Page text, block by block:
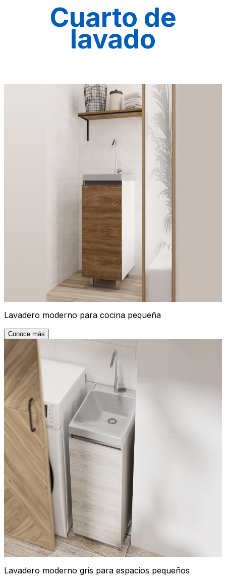
Cuarto de
lavado
Lavadero moderno para cocina pequeña
Conoce más
Lavadero moderno gris para espacios pequeños